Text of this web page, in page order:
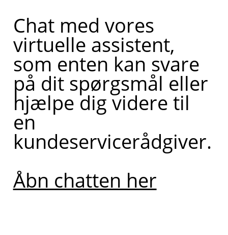
Chat med vores
virtuelle assistent,
som enten kan svare
på dit spørgsmål eller
hjælpe dig videre til
en
kundeservicerådgiver.
Åbn chatten her